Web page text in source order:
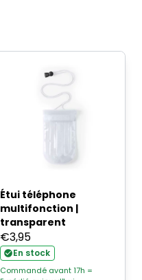
Étui téléphone
multifonction |
transparent
€3,95
En stock
Commandé avant 17h =